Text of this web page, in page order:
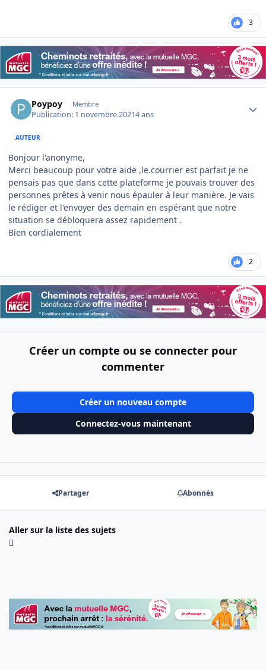
3
Poypoy Membre
Publication: 1 novembre 20214 ans
AUTEUR
Bonjour l'anonyme,
Merci beaucoup pour votre aide ,le.courrier est parfait je ne
pensais pas que dans cette plateforme je pouvais trouver des
personnes prêtes à venir nous épauler à leur manière. Je vais
le rédiger et l'envoyer des demain en espérant que notre
situation se débloquera assez rapidement .
Bien cordialement
2
Créer un compte ou se connecter pour
commenter
Créer un nouveau compte
Connectez-vous maintenant
Partager Abonnés
Aller sur la liste des sujets